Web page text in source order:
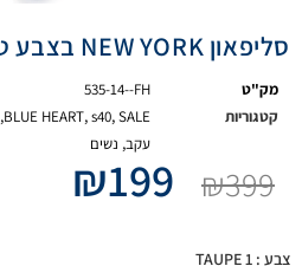
סליפאון NEW YORK בצבע טאופ
מק"ט
535-14--FH
קטגוריות
BLUE HEART,s40,SALE
,
עקב, נשים
₪399
₪199
צבע : TAUPE 1